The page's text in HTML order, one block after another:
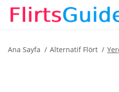
Ana Sayfa Alternatif Flört